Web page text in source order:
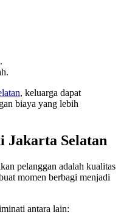
, keluarga dapat
biaya yang lebih
Jakarta Selatan
pelanggan adalah kualitas
momen berbagi menjadi
antara lain: